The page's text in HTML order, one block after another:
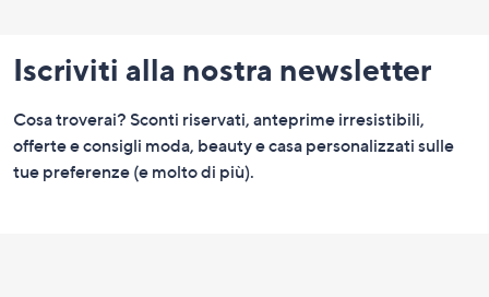
menu
e
informazioni
Iscriviti alla nostra newsletter
Cosa troverai? Sconti riservati, anteprime irresistibili,
offerte e consigli moda, beauty e casa personalizzati sulle
tue preferenze (e molto di più).